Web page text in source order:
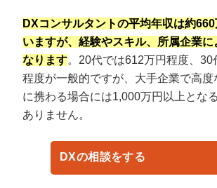
DXコンサルタントの平均年収は約
いますが、経験やスキル、所属企業
なります。20代では612万円程度、30
程度が一般的ですが、大手企業で高度
に携わる場合には1,000万円以上とな
ありません。
DXの相談をする